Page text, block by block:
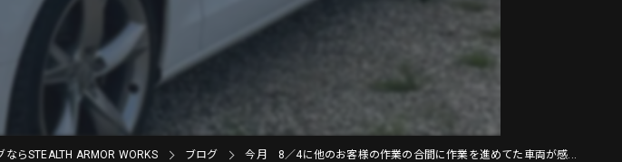
らSTEALTH ARMOR WORKS ブログ 今月 8／4に他のお客様の作業の合間に作業を進めてた車両が感...